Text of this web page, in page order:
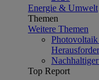
Energie & Umwelt
Themen
Weitere Themen
Top Report